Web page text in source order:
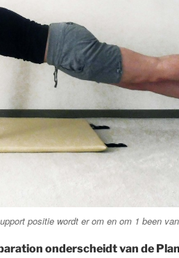
positie wordt er om en om 1 been
onderscheidt van de